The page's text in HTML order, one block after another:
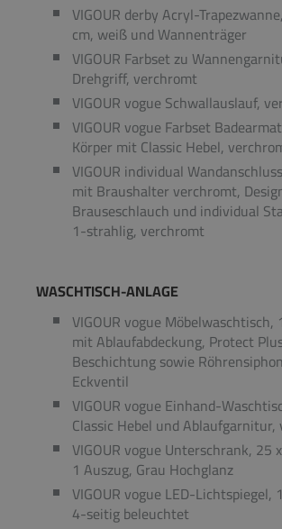
VIGOUR derby Acryl-
cm, weiß und Wannenträger
VIGOUR Farbset zu
Drehgriff, verchromt
VIGOUR vogue Schwallauslauf,
VIGOUR vogue Farbset
Körper mit Classic Hebel,
VIGOUR individual
mit Braushalter verchromt,
Brauseschlauch und individual
1-strahlig, verchromt
WASCHTISCH-ANLAGE
VIGOUR vogue Möbelwaschtisch,
mit Ablaufabdeckung, Protect
Beschichtung sowie
Eckventil
VIGOUR vogue Einhand-
Classic Hebel und
VIGOUR vogue Unterschrank, 25
1 Auszug, Grau Hochglanz
VIGOUR vogue LED-Lichtspiegel,
4-seitig beleuchtet